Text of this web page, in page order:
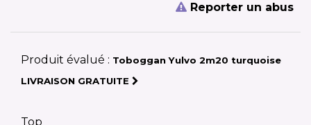
Reporter un abus
Produit évalué : Toboggan Yulvo 2m20 turquoise
LIVRAISON GRATUITE
Top